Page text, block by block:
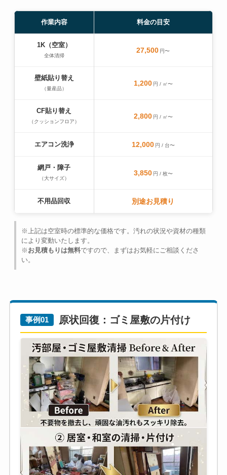
作業内容 料金の目安
1K（空室）
全体清掃
27,500 円〜
壁紙貼り替え
（量産品）
1,200 円 / ㎡〜
CF貼り替え
（クッションフロア）
2,800 円 / ㎡〜
エアコン洗浄 12,000 円 / 台〜
網戸・障子
（大サイズ）
3,850 円 / 枚〜
不用品回収 別途お見積り
※上記は空室時の標準的な価格です。汚れの状況や資材の種類
により変動いたします。
※ お見積もりは無料ですので、まずはお気軽にご相談くださ
い。
事例01 原状回復：ゴミ屋敷の片付け